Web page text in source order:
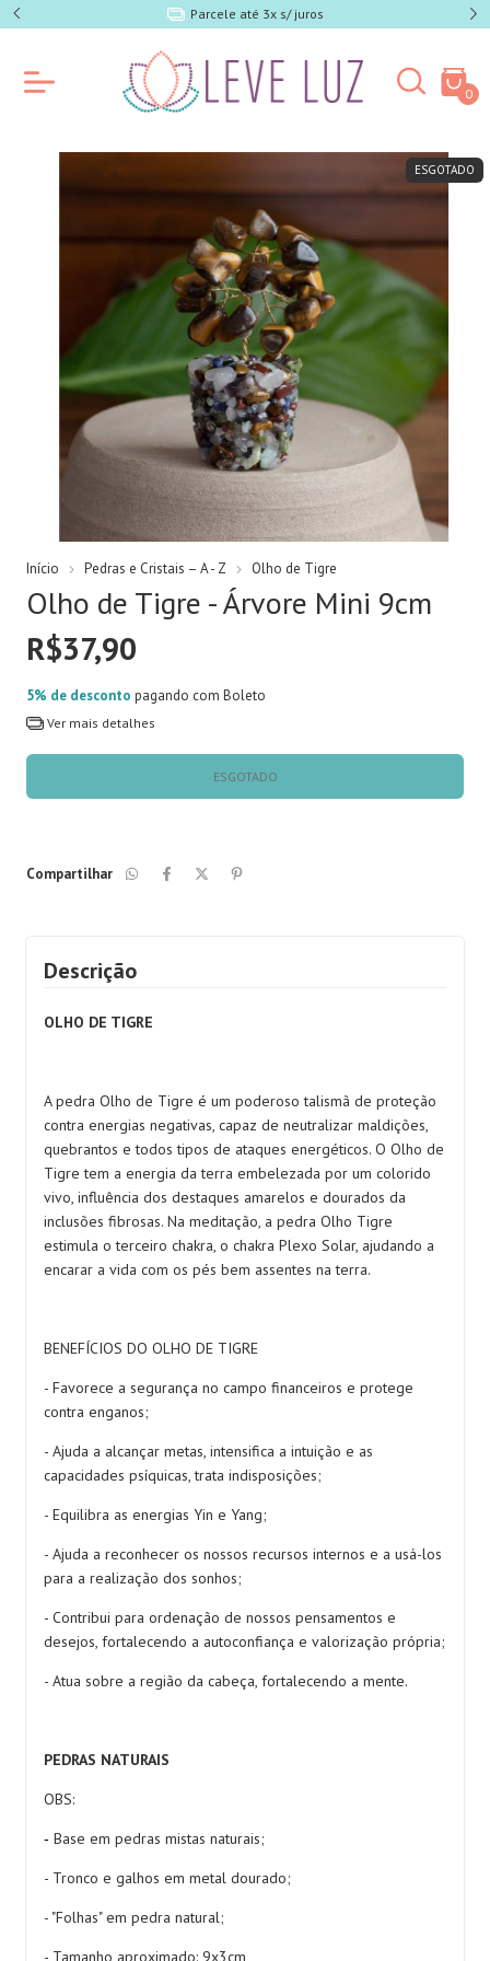
Parcele até 3x s/ juros
0
ESGOTADO
Início Pedras e Cristais – A - Z Olho de Tigre
Olho de Tigre - Árvore Mini 9cm
R$37,90
5% de desconto pagando com Boleto
Ver mais detalhes
Compartilhar
Descrição
OLHO DE TIGRE
A pedra Olho de Tigre é um poderoso talismã de proteção
contra energias negativas, capaz de neutralizar maldições,
quebrantos e todos tipos de ataques energéticos. O Olho de
Tigre tem a energia da terra embelezada por um colorido
vivo, influência dos destaques amarelos e dourados da
inclusões fibrosas. Na meditação, a pedra Olho Tigre
estimula o terceiro chakra, o chakra Plexo Solar, ajudando a
encarar a vida com os pés bem assentes na terra.
BENEFÍCIOS DO OLHO DE TIGRE
- Favorece a segurança no campo financeiros e protege
contra enganos;
- Ajuda a alcançar metas, intensifica a intuição e as
capacidades psíquicas, trata indisposições;
- Equilibra as energias Yin e Yang;
- Ajuda a reconhecer os nossos recursos internos e a usá-los
para a realização dos sonhos;
- Contribui para ordenação de nossos pensamentos e
desejos, fortalecendo a autoconfiança e valorização própria;
- Atua sobre a região da cabeça, fortalecendo a mente.
PEDRAS NATURAIS
OBS:
- Base em pedras mistas naturais;
- Tronco e galhos em metal dourado;
- "Folhas" em pedra natural;
- Tamanho aproximado: 9x3cm